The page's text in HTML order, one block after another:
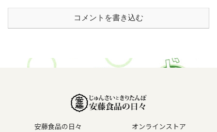
コメントを書き込む
安藤食品の日々
オンラインストア